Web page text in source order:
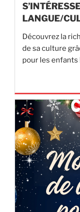
LANGUE/
Découvrez la
de sa culture
pour les enfants